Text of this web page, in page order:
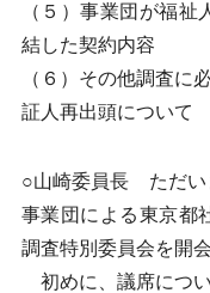
（５）事業団が福
結した契約内容
（６）その他調査に
証人再出頭について
○山崎委員長 ただい
事業団による東京都
調査特別委員会を開
初めに、議席につい